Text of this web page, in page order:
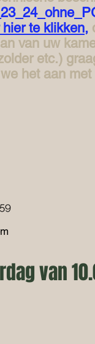
te klikken,
van uw
etc.)
het aan met
van